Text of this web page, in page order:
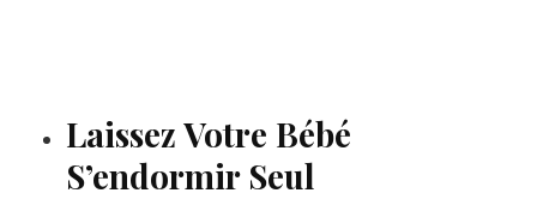
Laissez Votre Bébé
S’endormir Seul